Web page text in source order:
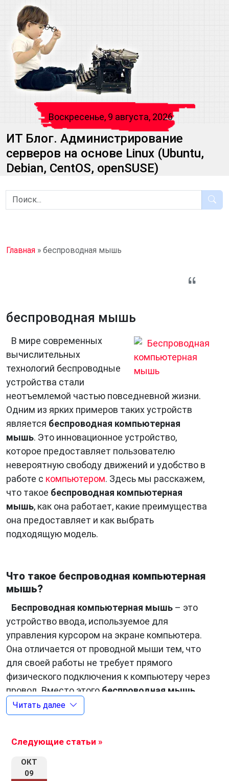
Воскресенье, 9 августа, 2026
ИТ Блог. Администрирование
серверов на основе Linux (Ubuntu,
Debian, CentOS, openSUSE)
Главная » беспроводная мышь
беспроводная мышь
В мире современных
вычислительных
технологий беспроводные
устройства стали
неотъемлемой частью повседневной жизни.
Одним из ярких примеров таких устройств
является беспроводная компьютерная
мышь. Это инновационное устройство,
которое предоставляет пользователю
невероятную свободу движений и удобство в
работе с компьютером. Здесь мы расскажем,
что такое беспроводная компьютерная
мышь, как она работает, какие преимущества
она предоставляет и как выбрать
подходящую модель.
Что такое беспроводная компьютерная
мышь?
Беспроводная компьютерная мышь – это
устройство ввода, используемое для
управления курсором на экране компьютера.
Она отличается от проводной мыши тем, что
для своей работы не требует прямого
физического подключения к компьютеру через
провод. Вместо этого беспроводная мышь
использует различные технологии для
беспроводной передачи данных, такие как
инфракрасные лучи.
Читать далее
Следующие статьи »
ОКТ
09